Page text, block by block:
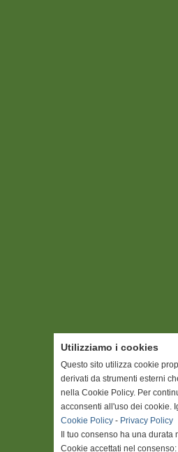
Utilizziamo i cookies
Questo sito utilizza cookie
derivati da strumenti esterni
nella Cookie Policy. Per
acconsenti all'uso dei cookie.
Cookie Policy - Privacy Policy
Il tuo consenso ha una durata
Cookie accettati nel